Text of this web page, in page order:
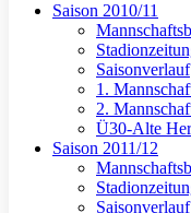
Saison 2010/11
Saisonverlauf
1.
2.
Ü30-Alte
Saison 2011/12
Saisonverlauf